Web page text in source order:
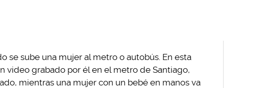
se sube una mujer al metro o autobús. En esta
video grabado por él en el metro de Santiago,
mientras una mujer con un bebé en manos va